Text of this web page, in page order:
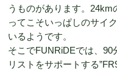
うものがあります。24km
ってこそいっぱしのサイ
いるようです。
そこでFUNRiDEでは、90
リストをサポートする